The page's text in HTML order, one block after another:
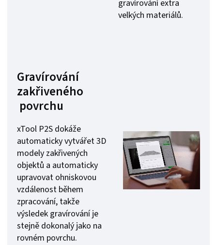
gravírování extra
velkých materiálů.
Gravírování
zakřiveného
povrchu
xTool P2S dokáže
automaticky vytvářet 3D
modely zakřivených
objektů a automaticky
upravovat ohniskovou
vzdálenost během
zpracování, takže
výsledek gravírování je
stejně dokonalý jako na
rovném povrchu.